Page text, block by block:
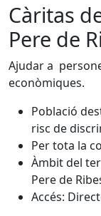
Càritas
Pere de
Ajudar a
econòmiques.
Població
risc de
Per tota la
Àmbit del
Pere de
Accés: